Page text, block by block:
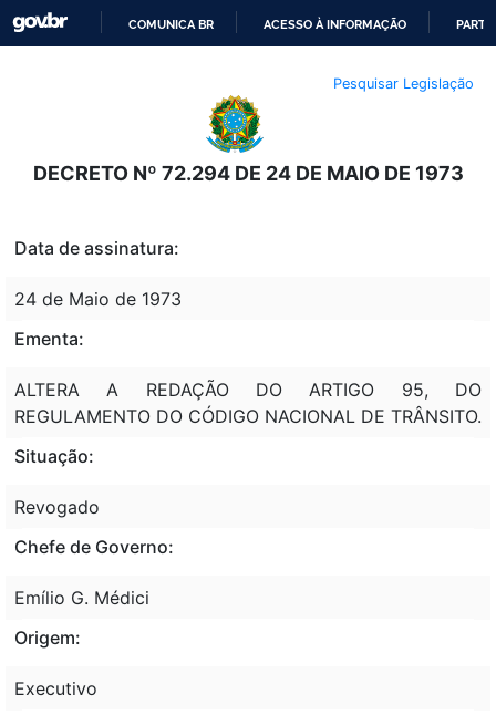
O
CONTEÚDO
COMUNICA BR ACESSO À INFORMAÇÃO
Pesquisar Legislação
DECRETO Nº 72.294 DE 24 DE MAIO DE 1973
Data de assinatura:
24 de Maio de 1973
Ementa:
ALTERA A REDAÇÃO DO ARTIGO 95, DO
REGULAMENTO DO CÓDIGO NACIONAL DE TRÂNSITO.
Situação:
Revogado
Chefe de Governo:
Emílio G. Médici
Origem:
Executivo